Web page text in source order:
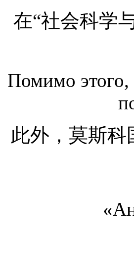
在“社会科学
Помимо
此外，莫斯